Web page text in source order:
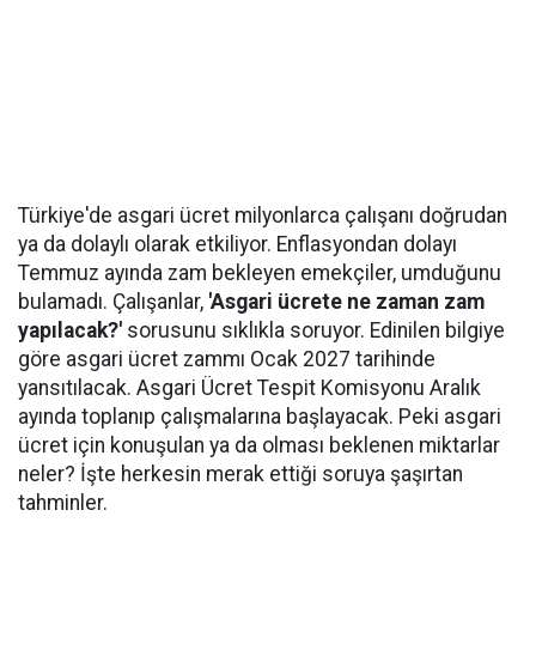
Türkiye'de asgari ücret milyonlarca çalışanı doğrudan
ya da dolaylı olarak etkiliyor. Enflasyondan dolayı
Temmuz ayında zam bekleyen emekçiler, umduğunu
bulamadı. Çalışanlar, 'Asgari ücrete ne zaman zam
yapılacak?' sorusunu sıklıkla soruyor. Edinilen bilgiye
göre asgari ücret zammı Ocak 2027 tarihinde
yansıtılacak. Asgari Ücret Tespit Komisyonu Aralık
ayında toplanıp çalışmalarına başlayacak. Peki asgari
ücret için konuşulan ya da olması beklenen miktarlar
neler? İşte herkesin merak ettiği soruya şaşırtan
tahminler.